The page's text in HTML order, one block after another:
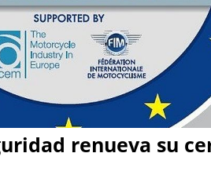
renueva su